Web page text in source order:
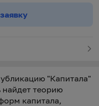
"Капитала"
найдет теорию
капитала,